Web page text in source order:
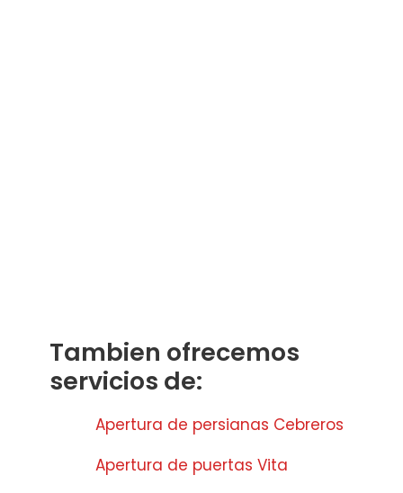
Tambien ofrecemos
servicios de:
Apertura de persianas Cebreros
Apertura de puertas Vita